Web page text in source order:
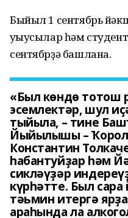
Быйыл 1 сентябрь
уҡыусылар һәм
сентябрҙә башлана.
«Был көндө тотош
эсемлектәр, шул
тыйыла, – тине
Йыйылышы –
Константин
һабантуйҙар һәм
сикләүҙәр
күрһәтте. Был
тәьмин итергә
араһында ла